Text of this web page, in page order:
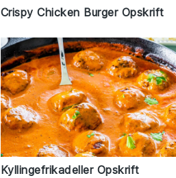
Crispy Chicken Burger Opskrift
Kyllingefrikadeller Opskrift